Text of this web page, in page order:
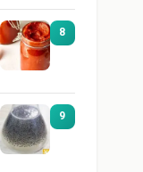
8
9